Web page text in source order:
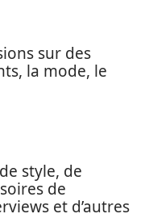
sur des
la mode, le
style, de
de
et d’autres